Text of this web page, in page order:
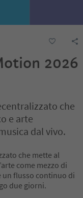
2026
che
e arte
dal vivo.
che mette al
come mezzo di
un flusso continuo di
due giorni.